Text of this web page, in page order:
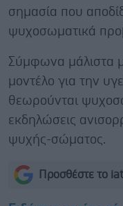
σημασία που
ψυχοσωματικά
Σύμφωνα μάλιστα
μοντέλο για την
θεωρούνται
εκδηλώσεις
ψυχής-σώματος.
Προσθέστε το